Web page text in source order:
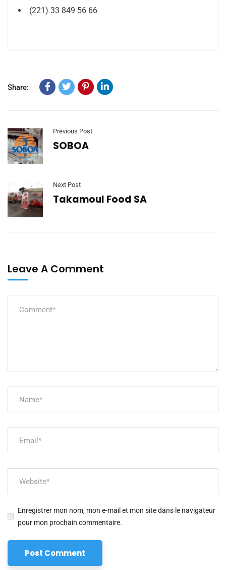
(221) 33 849 56 66
Share:
Previous Post
SOBOA
Next Post
Takamoul Food SA
Leave A Comment
Enregistrer mon nom, mon e-mail et mon site dans le navigateur
pour mon prochain commentaire.